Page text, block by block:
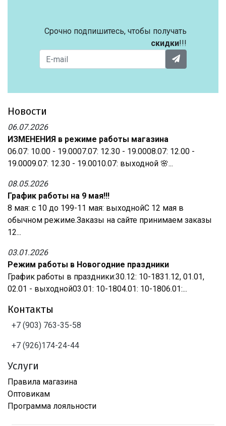
Срочно подпишитесь, чтобы получать
скидки!!!
Новости
06.07.2026
ИЗМЕНЕНИЯ в режиме работы магазина
06.07: 10.00 - 19.0007.07: 12.30 - 19.0008.07: 12.00 -
19.0009.07: 12.30 - 19.0010.07: выходной 🌸...
08.05.2026
График работы на 9 мая!!!
8 мая: с 10 до 199-11 мая: выходнойС 12 мая в
обычном режиме.Заказы на сайте принимаем заказы
12...
03.01.2026
Режим работы в Новогодние праздники
График работы в праздники:30.12: 10-1831.12, 01.01,
02.01 - выходной03.01: 10-1804.01: 10-1806.01:...
Контакты
+7 (903) 763-35-58
+7 (926)174-24-44
Услуги
Правила магазина
Оптовикам
Программа лояльности